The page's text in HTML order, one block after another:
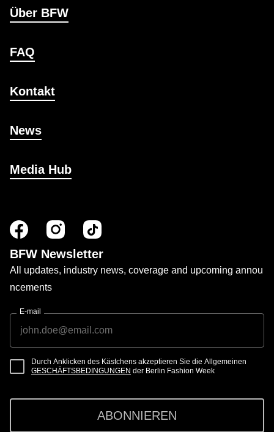
Über BFW
FAQ
Kontakt
News
Media Hub
BFW Newsletter
All updates, industry news, coverage and upcoming annou
ncements
E-mail
Durch Anklicken des Kästchens akzeptieren Sie die Allgemeinen
GESCHÄFTSBEDINGUNGEN der Berlin Fashion Week
ABONNIEREN